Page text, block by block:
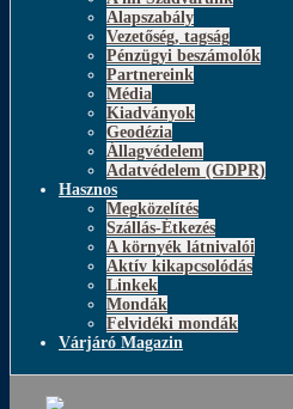
Alapszabály
Vezetőség, tagság
Pénzügyi beszámolók
Partnereink
Média
Kiadványok
Geodézia
Állagvédelem
Adatvédelem (GDPR)
Hasznos
Megközelítés
Szállás-Étkezés
A környék látnivalói
Aktív kikapcsolódás
Linkek
Mondák
Felvidéki mondák
Várjáró Magazin